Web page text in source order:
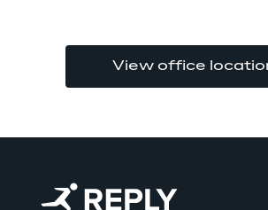
View office